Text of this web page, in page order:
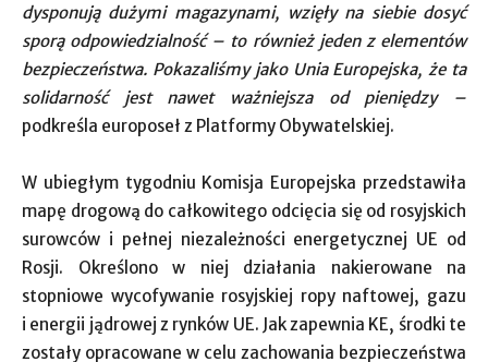
dysponują dużymi magazynami, wzięły na siebie dosyć
sporą odpowiedzialność – to również jeden z elementów
bezpieczeństwa. Pokazaliśmy jako Unia Europejska, że ta
solidarność jest nawet ważniejsza od pieniędzy –
podkreśla europoseł z Platformy Obywatelskiej.
W ubiegłym tygodniu Komisja Europejska przedstawiła
mapę drogową do całkowitego odcięcia się od rosyjskich
surowców i pełnej niezależności energetycznej UE od
Rosji. Określono w niej działania nakierowane na
stopniowe wycofywanie rosyjskiej ropy naftowej, gazu
i energii jądrowej z rynków UE. Jak zapewnia KE, środki te
zostały opracowane w celu zachowania bezpieczeństwa